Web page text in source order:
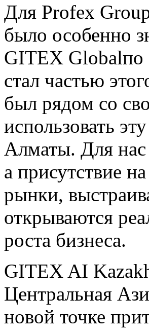
Для Profex
было особенно
GITEX Globalпо
стал частью
был рядом со
использовать
Алматы. Для нас
а присутствие
рынки,
открываются
роста бизнеса.
GITEX AI
Центральная
новой точке